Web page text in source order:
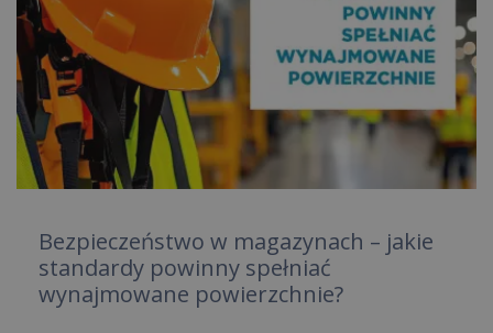
Bezpieczeństwo w magazynach – jakie
standardy powinny spełniać
wynajmowane powierzchnie?